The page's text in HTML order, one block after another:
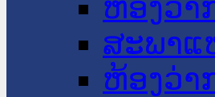
ຫ້ອງວ່າ
ສະພາແ
ຫ້ອງວ່າ